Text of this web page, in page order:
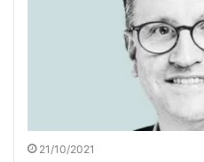
21/10/2021